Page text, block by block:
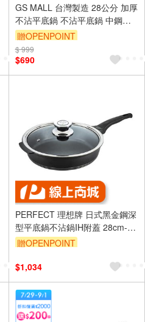
GS MALL 台灣製造 28公分 加厚
不沾平底鍋 不沾平底鍋 中鋼平
底鍋 平底不沾鍋 不沾鍋 煎鍋 鐵
鍋 鍋具 平底鍋
贈OPENPOINT
$ 999
$690
PERFECT 理想牌 日式黑金鋼深
型平底鍋不沾鍋IH附蓋 28cm-
Leidea樂德兒
贈OPENPOINT
$1,034